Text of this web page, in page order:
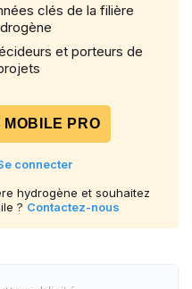
clés de la filière
et porteurs de
MOBILE PRO
connecter
hydrogène et souhaitez
? Contactez-nous